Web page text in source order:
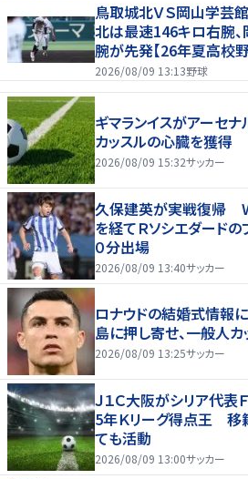
鳥取城北ＶＳ岡山学芸
北は最速146キロ右腕
腕が先発【26年夏高校野
2026/08/09 13:13野球
ギマランイスがアーセ
カッスルの心臓を獲得
2026/08/09 15:32サッカー
久保建英が実戦復帰
を経てＲソシエダード
０分出場
2026/08/09 13:40サッカー
ロナウドの結婚式情報
島に押し寄せ、一般人
2026/08/09 13:25サッカー
Ｊ１Ｃ大阪がシリア代
5年Ｋリーグ得点王
ても活動
2026/08/09 13:00サッカー